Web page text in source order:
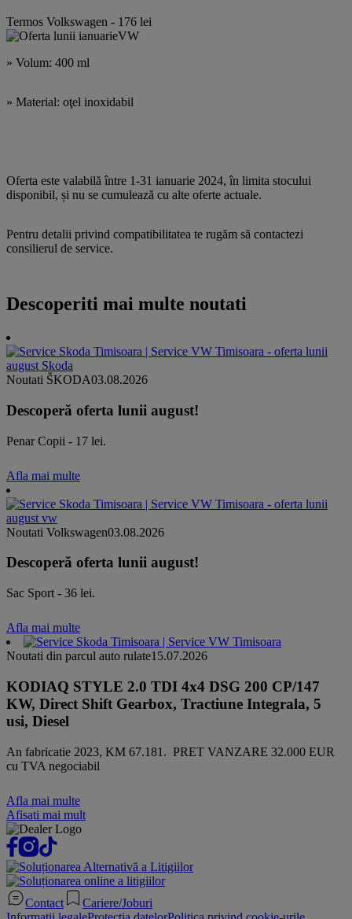
Termos Volkswagen - 176 lei
» Volum: 400 ml
» Material: oţel inoxidabil
Oferta este valabilă între 1-31 ianuarie 2024, în limita stocului
disponibil, și nu se cumulează cu alte oferte actuale.
Pentru detalii privind compatibilitatea te rugăm să contactezi
consilierul de service.
Descoperiti mai multe noutati
Noutati ŠKODA03.08.2026
Descoperă oferta lunii august!
Penar Copii - 17 lei.
Afla mai multe
Noutati Volkswagen03.08.2026
Descoperă oferta lunii august!
Sac Sport - 36 lei.
Afla mai multe
Noutati din parcul auto rulate15.07.2026
KODIAQ STYLE 2.0 TDI 4x4 DSG 200 CP/147
KW, Direct Shift Gearbox, Tractiune Integrala, 5
usi, Diesel
An fabricatie 2023, KM 67.181. PRET VANZARE 32.000 EUR
cu TVA negociabil
Afla mai multe
Afisati mai mult
Contact
Cariere/Joburi